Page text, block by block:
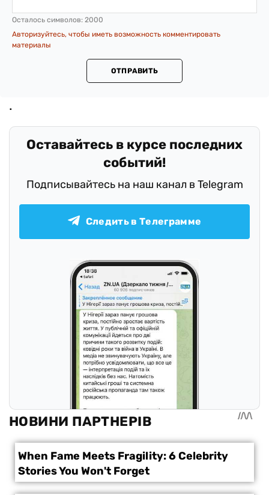
Осталось символов: 2000
Авторизуйтесь, чтобы иметь возможность комментировать
материалы
ОТПРАВИТЬ
Оставайтесь в курсе последних
событий!
Подписывайтесь на наш канал в Telegram
Следить в Телеграмме